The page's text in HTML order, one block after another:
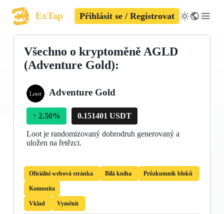
ExTap Přihlásit se / Registrovat
Všechno o kryptoměně AGLD
(Adventure Gold):
Adventure Gold
↑ 2.50% 0.151401 USDT
Loot je randomizovaný dobrodruh generovaný a
uložen na řetězci.
Oficiální webová stránka Bílá kniha Průzkumník bloků
Komunita
Vklad Vyměnit